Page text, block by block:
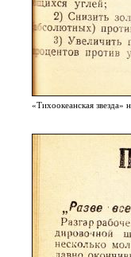
«Тихоокеанская